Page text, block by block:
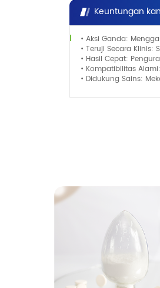
Keuntungan
• Aksi Ganda:
• Teruji Secara
• Hasil Cepat:
• Kompatibilitas
• Didukung Sains: